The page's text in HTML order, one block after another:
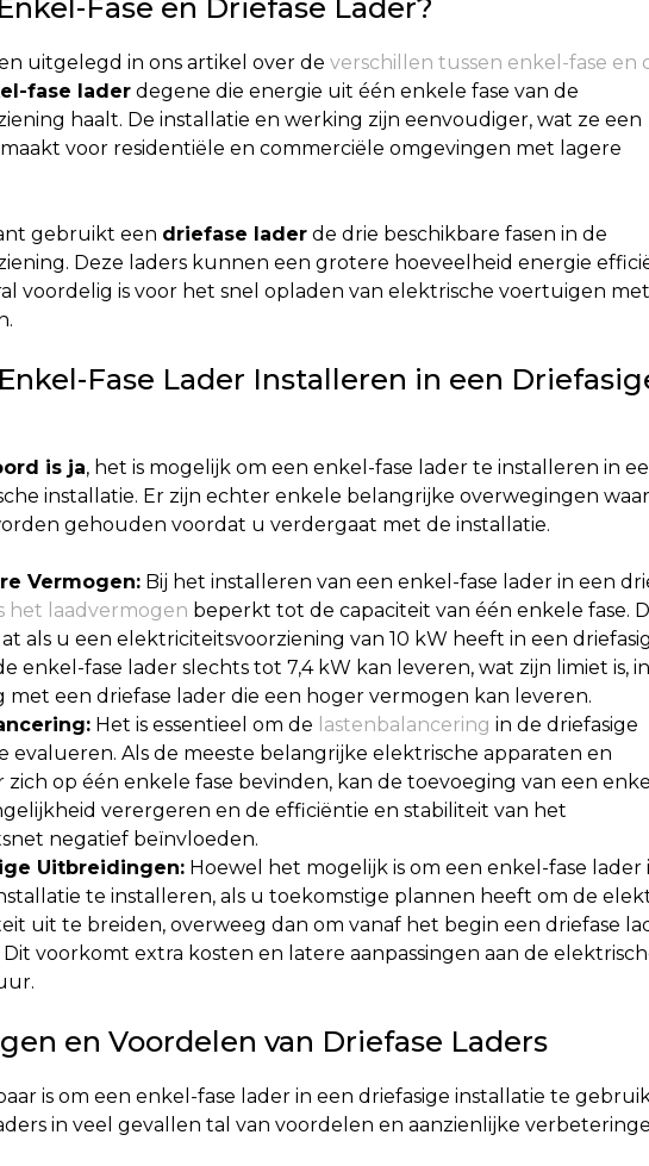
Fase en Driefase Lader?
uitgelegd in ons artikel over de verschillen tussen enkel-fase en
fase laderdegene die energie uit één enkele fase van de
haalt. De installatie en werking zijn eenvoudiger, wat ze een
voor residentiële en commerciële omgevingen met lagere
gebruikt een driefase laderde drie beschikbare fasen in de
Deze laders kunnen een grotere hoeveelheid energie
voordelig is voor het snel opladen van elektrische voertuigen met
Fase Lader Installeren in een
is ja, het is mogelijk om een enkel-fase lader te installeren in
installatie. Er zijn echter enkele belangrijke overwegingen
gehouden voordat u verdergaat met de installatie.
Vermogen:Bij het installeren van een enkel-fase lader in een
het laadvermogen beperkt tot de capaciteit van één enkele fase.
als u een elektriciteitsvoorziening van 10 kW heeft in een
enkel-fase lader slechts tot 7,4 kW kan leveren, wat zijn limiet is, in
met een driefase lader die een hoger vermogen kan leveren.
Het is essentieel om de lastenbalancering in de driefasige
evalueren. Als de meeste belangrijke elektrische apparaten en
op één enkele fase bevinden, kan de toevoeging van een
verergeren en de efficiëntie en stabiliteit van het
negatief beïnvloeden.
Uitbreidingen:Hoewel het mogelijk is om een enkel-fase lader
te installeren, als u toekomstige plannen heeft om de
uit te breiden, overweeg dan om vanaf het begin een driefase
voorkomt extra kosten en latere aanpassingen aan de
en Voordelen van Driefase Laders
is om een enkel-fase lader in een driefasige installatie te
in veel gevallen tal van voordelen en aanzienlijke